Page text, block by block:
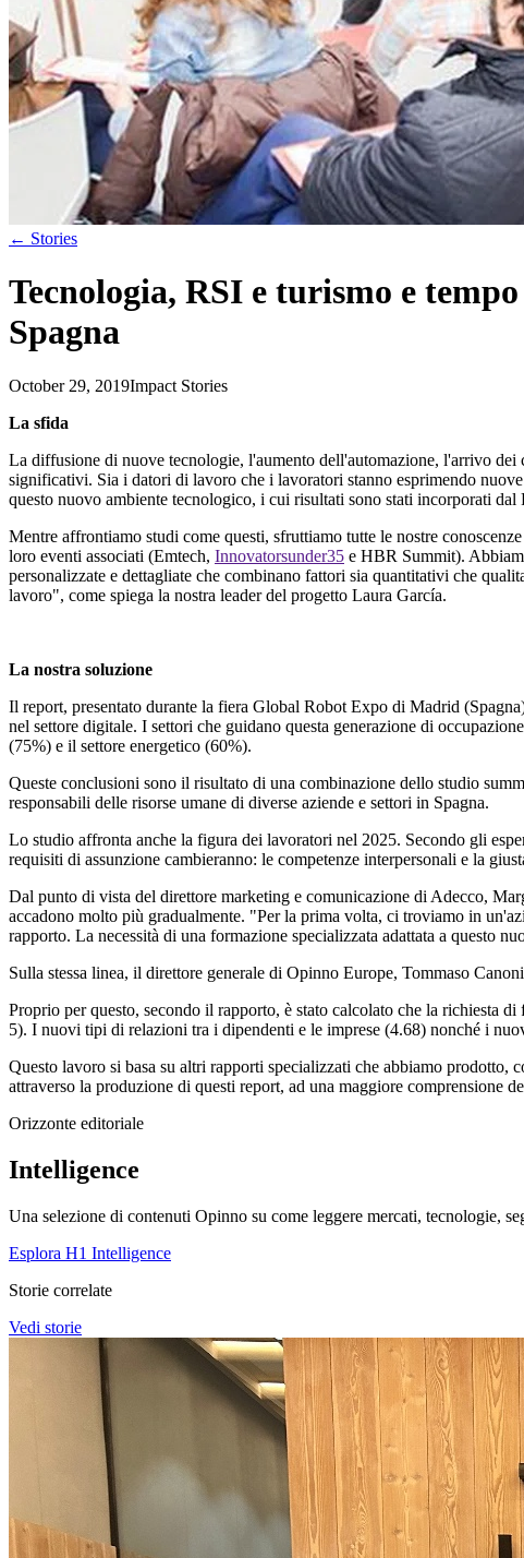
← Stories
Tecnologia, RSI e turismo e
Spagna
October 29, 2019Impact Stories
La sfida
La diffusione di nuove tecnologie, l'aumento dell'automazione, l'arrivo
significativi. Sia i datori di lavoro che i lavoratori stanno esprimendo
questo nuovo ambiente tecnologico, i cui risultati sono stati incorporati
Mentre affrontiamo studi come questi, sfruttiamo tutte le nostre
loro eventi associati (Emtech, Innovatorsunder35 e HBR Summit).
personalizzate e dettagliate che combinano fattori sia quantitativi che
lavoro", come spiega la nostra leader del progetto Laura García.
La nostra soluzione
Il report, presentato durante la fiera Global Robot Expo di Madrid
nel settore digitale. I settori che guidano questa generazione di
(75%) e il settore energetico (60%).
Queste conclusioni sono il risultato di una combinazione dello studio
responsabili delle risorse umane di diverse aziende e settori in Spagna.
Lo studio affronta anche la figura dei lavoratori nel 2025. Secondo gli
requisiti di assunzione cambieranno: le competenze interpersonali e la
Dal punto di vista del direttore marketing e comunicazione di Adecco,
accadono molto più gradualmente. "Per la prima volta, ci troviamo in
rapporto. La necessità di una formazione specializzata adattata a questo
Sulla stessa linea, il direttore generale di Opinno Europe, Tommaso
Proprio per questo, secondo il rapporto, è stato calcolato che la richiesta
5). I nuovi tipi di relazioni tra i dipendenti e le imprese (4.68) nonché i
Questo lavoro si basa su altri rapporti specializzati che abbiamo
attraverso la produzione di questi report, ad una maggiore comprensione
Orizzonte editoriale
Intelligence
Una selezione di contenuti Opinno su come leggere mercati, tecnologie,
Esplora H1 Intelligence
Storie correlate
Vedi storie